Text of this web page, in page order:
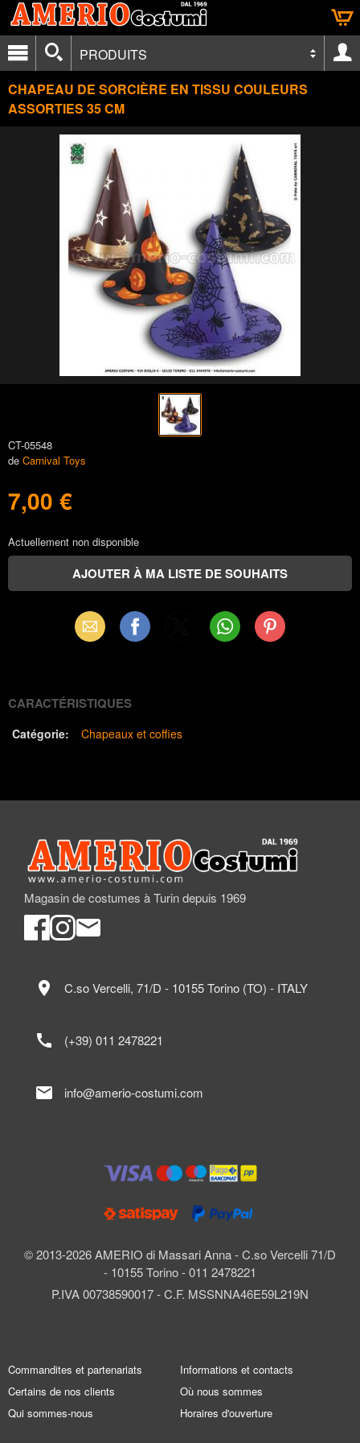
PRODUITS
CHAPEAU DE SORCIÈRE EN TISSU COULEURS
ASSORTIES 35 CM
CT-05548
de Carnival Toys
7,00 €
Actuellement non disponible
Email Facebook WhatsAppPinterest
CARACTÉRISTIQUES
Catégorie: Chapeaux et coffies
Magasin de costumes à Turin depuis 1969
© 2013-2026 AMERIO di Massari Anna - C.so Vercelli 71/D
- 10155 Torino - 011 2478221
P.IVA 00738590017 - C.F. MSSNNA46E59L219N
location_on C.so Vercelli, 71/D - 10155 Torino (TO) - ITALY
call (+39) 011 2478221
mail info@amerio-costumi.com
Commandites et partenariats
Certains de nos clients
Qui sommes-nous
Informations et contacts
Où nous sommes
Horaires d'ouverture